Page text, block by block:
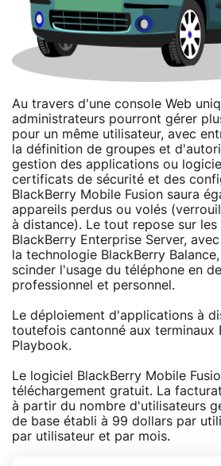
Au travers d'une console Web
administrateurs pourront gérer
pour un même utilisateur, avec
la définition de groupes et
gestion des applications ou
certificats de sécurité et des
BlackBerry Mobile Fusion saura
appareils perdus ou volés
à distance). Le tout repose sur
BlackBerry Enterprise Server,
la technologie BlackBerry
scinder l'usage du téléphone en
professionnel et personnel.
Le déploiement d'applications à
toutefois cantonné aux terminaux
Playbook.
Le logiciel BlackBerry Mobile
téléchargement gratuit. La
à partir du nombre d'utilisateurs
de base établi à 99 dollars par
par utilisateur et par mois.